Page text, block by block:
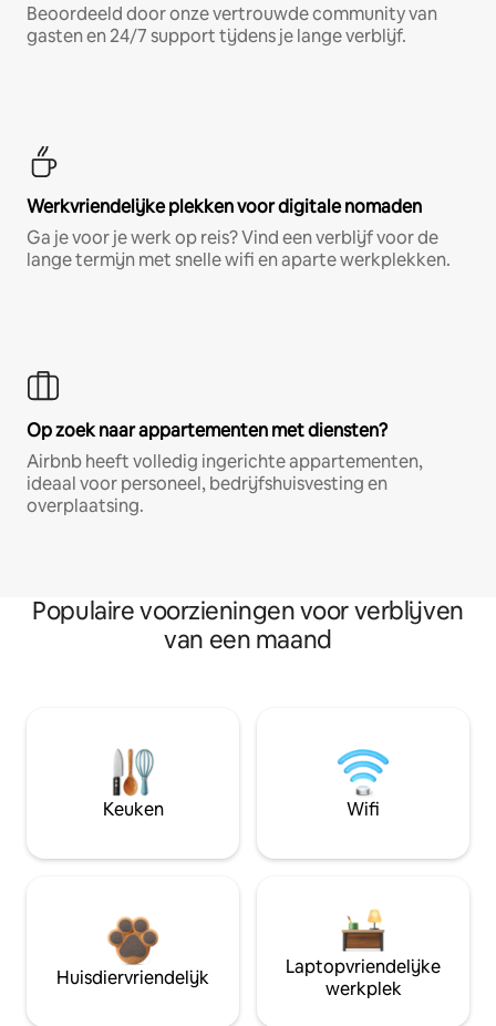
Beoordeeld door onze vertrouwde community van
gasten en 24/7 support tijdens je lange verblijf.
Werkvriendelijke plekken voor digitale nomaden
Ga je voor je werk op reis? Vind een verblijf voor de
lange termijn met snelle wifi en aparte werkplekken.
Op zoek naar appartementen met diensten?
Airbnb heeft volledig ingerichte appartementen,
ideaal voor personeel, bedrijfshuisvesting en
overplaatsing.
Populaire voorzieningen voor verblijven
van een maand
Keuken Wifi
Huisdiervriendelijk
Laptopvriendelijke
werkplek